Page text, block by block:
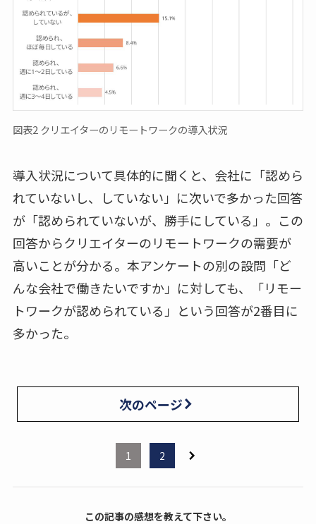
図表2 クリエイターのリモートワークの導入状況
導入状況について具体的に聞くと、会社に「認めら
れていないし、していない」に次いで多かった回答
が「認められていないが、勝手にしている」。この
回答からクリエイターのリモートワークの需要が
高いことが分かる。本アンケートの別の設問「ど
んな会社で働きたいですか」に対しても、「リモー
トワークが認められている」という回答が2番目に
多かった。
次のページ
1 2
この記事の感想を教えて下さい。